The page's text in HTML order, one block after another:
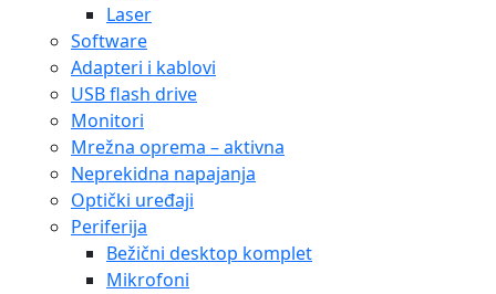
Laser
Software
Adapteri i kablovi
USB flash drive
Monitori
Mrežna oprema – aktivna
Neprekidna napajanja
Optički uređaji
Periferija
Bežični desktop komplet
Mikrofoni